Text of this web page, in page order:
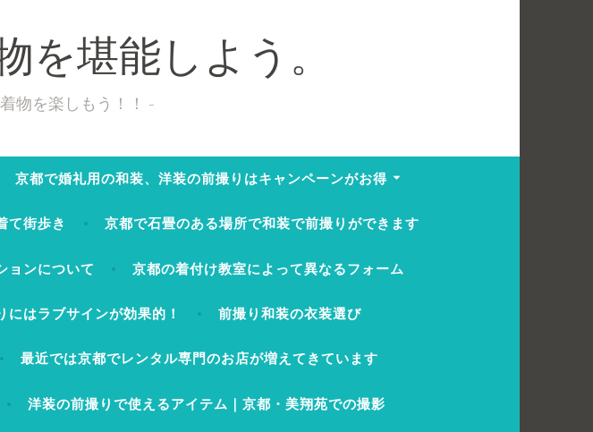
を堪能しよう。
物を楽しもう！！
京都で婚礼用の和装、洋装の前撮りはキャンペーンがお得
て街歩き 京都で石畳のある場所で和装で前撮りができます
ョンについて 京都の着付け教室によって異なるフォーム
にはラブサインが効果的！ 前撮り和装の衣装選び
最近では京都でレンタル専門のお店が増えてきています
洋装の前撮りで使えるアイテム｜京都・美翔苑での撮影